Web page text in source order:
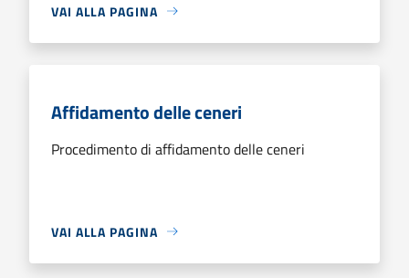
VAI ALLA PAGINA
Affidamento delle ceneri
Procedimento di affidamento delle ceneri
VAI ALLA PAGINA